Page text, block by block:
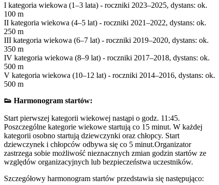
I kategoria wiekowa (1–3 lata) - roczniki 2023–2025, dystans: ok.
100 m
II kategoria wiekowa (4–5 lat) - roczniki 2021–2022, dystans: ok.
250 m
III kategoria wiekowa (6–7 lat) - roczniki 2019–2020, dystans: ok.
350 m
IV kategoria wiekowa (8–9 lat) - roczniki 2017–2018, dystans: ok.
500 m
V kategoria wiekowa (10–12 lat) - roczniki 2014–2016, dystans: ok.
500 m
👟 Harmonogram startów:
Start pierwszej kategorii wiekowej nastąpi o godz. 11:45.
Poszczególne kategorie wiekowe startują co 15 minut. W każdej
kategorii osobno startują dziewczynki oraz chłopcy. Start
dziewczynek i chłopców odbywa się co 5 minut.Organizator
zastrzega sobie możliwość nieznacznych zmian godzin startów ze
względów organizacyjnych lub bezpieczeństwa uczestników.
Szczegółowy harmonogram startów przedstawia się następująco: